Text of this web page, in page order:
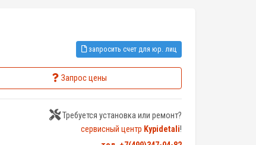
запросить счет для юр. лиц
Запрос цены
Требуется установка или ремонт?
сервисный центр Kypidetali!